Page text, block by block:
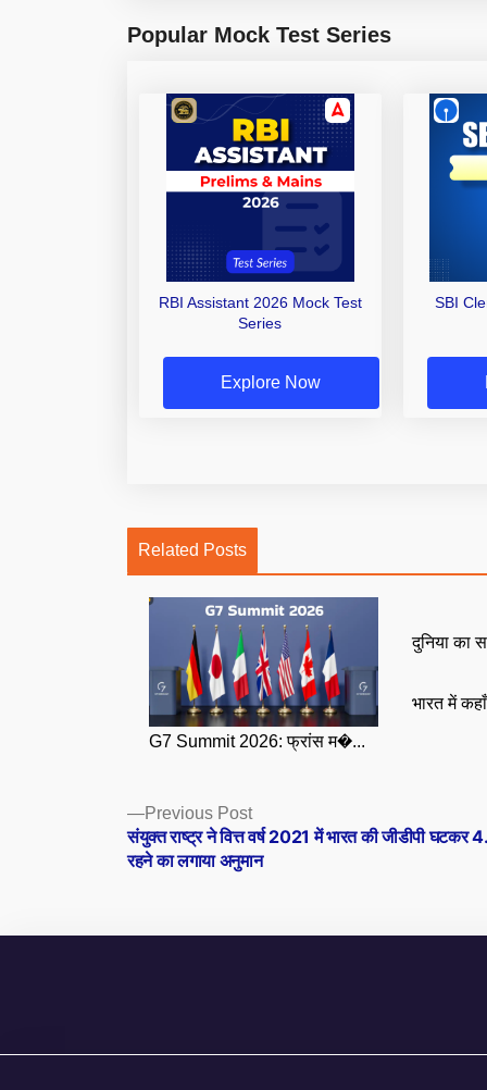
Popular Mock Test Series
RBI Assistant 2026 Mock Test
Series
Explore Now
SBI
Related Posts
G7 Summit 2026: फ्रांस म�...
दुनिया का
भारत में
Posts
navigation
Previous PostPrevious
post:
संयुक्त राष्ट्र ने वित्त वर्ष 2021 में भारत की जीडीपी घटकर
रहने का लगाया अनुमान